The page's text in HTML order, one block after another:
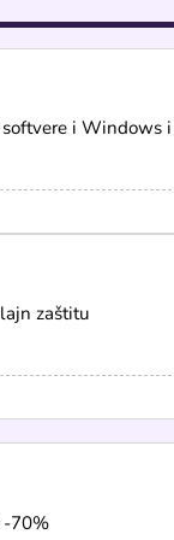
i Windows
zaštitu
-70%